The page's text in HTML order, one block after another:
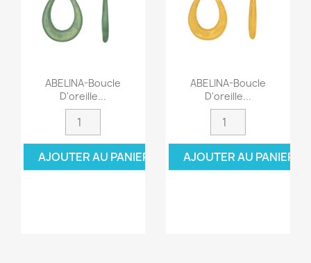
ABELINA-Boucle
D'oreille...
AJOUTER AU PANIER
ABELINA-Boucle
D'oreille...
AJOUTER AU PANIER